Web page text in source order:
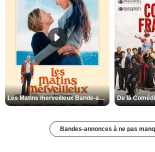
Les Matins merveilleux Bande-annonce VF
Bandes-annonces à ne pas